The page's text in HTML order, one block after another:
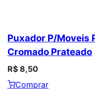
Puxador P/Moveis
Cromado Prateado
R$ 8,50
Comprar